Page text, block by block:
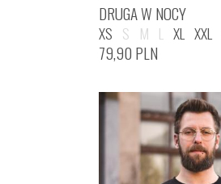
DRUGA W NOCY
XS S M L XL XXL
79,90 PLN